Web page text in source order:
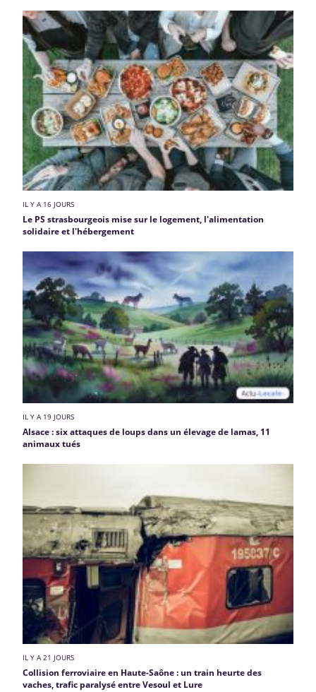
IL Y A 16 JOURS
Le PS strasbourgeois mise sur le logement, l'alimentation
solidaire et l'hébergement
IL Y A 19 JOURS
Alsace : six attaques de loups dans un élevage de lamas, 11
animaux tués
IL Y A 21 JOURS
Collision ferroviaire en Haute-Saône : un train heurte des
vaches, trafic paralysé entre Vesoul et Lure